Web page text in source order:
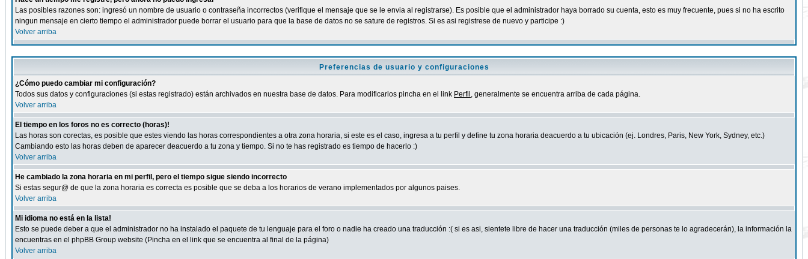
Las posibles razones son: ingresó un nombre de usuario o contraseña incorrectos (verifique el mensaje que se le envia al registrarse). Es posible que el administrador haya borrado su cuenta, esto es muy frecuente, pues si no ha escrito
ningun mensaje en cierto tiempo el administrador puede borrar el usuario para que la base de datos no se sature de registros. Si es asi registrese de nuevo y participe :)
Volver arriba
Preferencias de usuario y configuraciones
¿Cómo puedo cambiar mi configuración?
Todos sus datos y configuraciones (si estas registrado) están archivados en nuestra base de datos. Para modificarlos pincha en el link Perfil , generalmente se encuentra arriba de cada página.
Volver arriba
El tiempo en los foros no es correcto (horas)!
Las horas son corectas, es posible que estes viendo las horas correspondientes a otra zona horaria, si este es el caso, ingresa a tu perfil y define tu zona horaria deacuerdo a tu ubicación (ej. Londres, Paris, New York, Sydney, etc.)
Cambiando esto las horas deben de aparecer deacuerdo a tu zona y tiempo. Si no te has registrado es tiempo de hacerlo :)
Volver arriba
He cambiado la zona horaria en mi perfil, pero el tiempo sigue siendo incorrecto
Si estas segur@ de que la zona horaria es correcta es posible que se deba a los horarios de verano implementados por algunos paises.
Volver arriba
Mi idioma no está en la lista!
Esto se puede deber a que el administrador no ha instalado el paquete de tu lenguaje para el foro o nadie ha creado una traducción :( si es asi, sientete libre de hacer una traducción (miles de personas te lo agradecerán), la información la
encuentras en el phpBB Group website (Pincha en el link que se encuentra al final de la página)
Volver arriba